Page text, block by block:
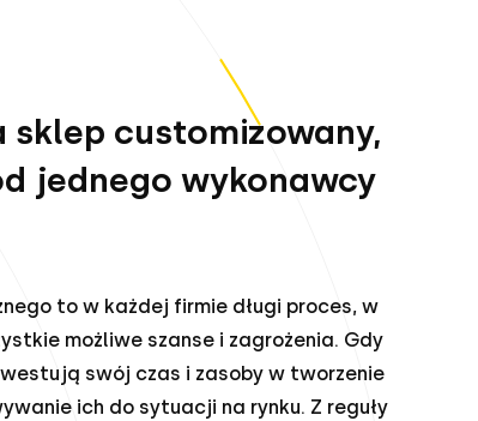
sklep customizowany,
jednego wykonawcy
to w każdej firmie długi proces, w
możliwe szanse i zagrożenia. Gdy
swój czas i zasoby w tworzenie
ich do sytuacji na rynku. Z reguły